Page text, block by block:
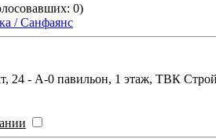
0)
/ Санфаянс
24 - А-0 павильон, 1 этаж, ТВК